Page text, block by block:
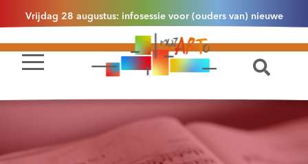
Vrijdag 28 augustus: infosessie voor (ouders van) nieuwe
leerlingen 2.1 om 13u30 in Essen